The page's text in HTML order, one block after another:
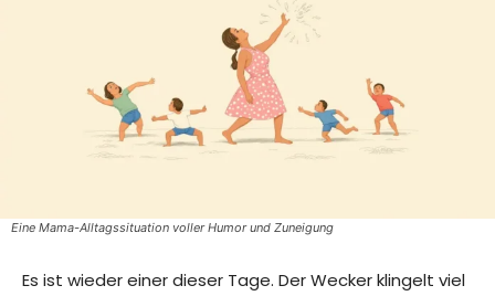
Eine Mama-Alltagssituation voller Humor und Zuneigung
Es ist wieder einer dieser Tage. Der Wecker klingelt viel